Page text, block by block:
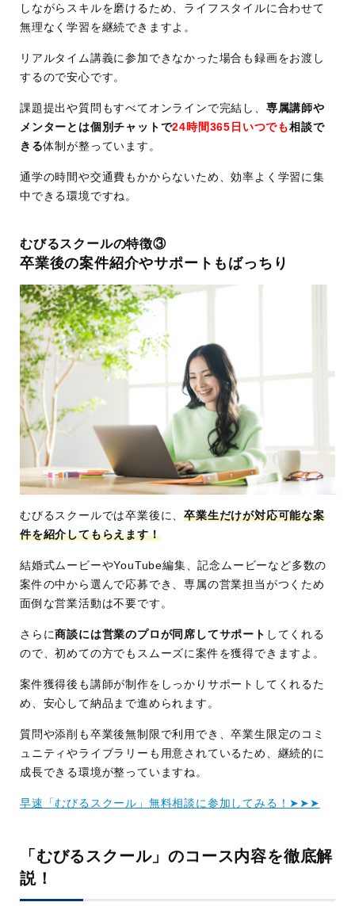
しながらスキルを磨けるため、ライフスタイルに合わせて
無理なく学習を継続できますよ。
リアルタイム講義に参加できなかった場合も録画をお渡し
するので安心です。
課題提出や質問もすべてオンラインで完結し、 専属講師や
メンターとは個別チャットで24時間365日いつでも相談で
きる体制が整っています。
通学の時間や交通費もかからないため、効率よく学習に集
中できる環境ですね。
むびるスクールの特徴③
卒業後の案件紹介やサポートもばっちり
むびるスクールでは卒業後に、卒業生だけが対応可能な案
件を紹介してもらえます！
結婚式ムービーやYouTube編集、記念ムービーなど多数の
案件の中から選んで応募でき、専属の営業担当がつくため
面倒な営業活動は不要です。
さらに商談には営業のプロが同席してサポート してくれる
ので、初めての方でもスムーズに案件を獲得できますよ。
案件獲得後も講師が制作をしっかりサポートしてくれるた
め、安心して納品まで進められます。
質問や添削も卒業後無制限で利用でき、卒業生限定のコミ
ュニティやライブラリーも用意されているため、継続的に
成長できる環境が整っていますね。
早速「むびるスクール」無料相談に参加してみる！➤➤➤
「むびるスクール」のコース内容を徹底解
説！